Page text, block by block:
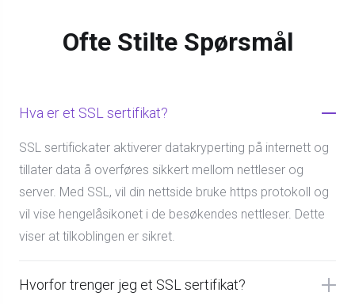
Ofte Stilte Spørsmål
Hva er et SSL sertifikat?
SSL sertifickater aktiverer datakryperting på internett og
tillater data å overføres sikkert mellom nettleser og
server. Med SSL, vil din nettside bruke https protokoll og
vil vise hengelåsikonet i de besøkendes nettleser. Dette
viser at tilkoblingen er sikret.
Hvorfor trenger jeg et SSL sertifikat?